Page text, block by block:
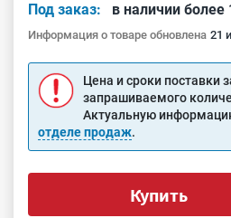
Под заказ:
в наличии более
Информация о товаре обновлена 21
Цена и сроки поставки
запрашиваемого
Актуальную
отделе продаж.
Купить